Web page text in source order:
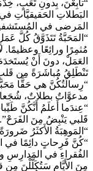
“تابِعْنَ، بِدونِ تَعَبٍ،
البَطلاتِ الحَقيقيَّاتِ
المَرضى في
“المَحَبَّةُ تَتَذَوَّقُ كُلَّ
مُثمِرًا ورائِعًا
العَمَلْ، دونَ أَنْ
تَنْطَلِقُ مُباشَرَةً مِن قَلبِ
“رِسالَتُكُنَّ هي حَقًّا
مدعوَّاتٌ بطلاتٌ،
“عِندَما أَعلَمُ أَنَّكُنَّ
قَلبي يَنْبِضُ مِنَ الفَرَحْ”.
“المَوهِبَةُ الأَكثَرُ
“كُنَّ فَرِحاتٍ دائِمًا في
الفُقراءِ في
مِنَ الأَيَّامِ سَتُكَلَّلْنَ مِن